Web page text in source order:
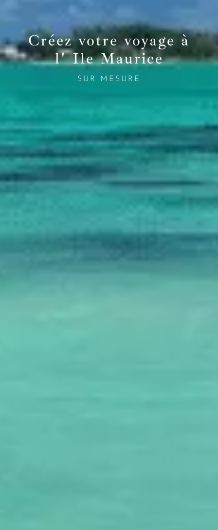
Créez votre voyage à
l' Ile Maurice
SUR MESURE